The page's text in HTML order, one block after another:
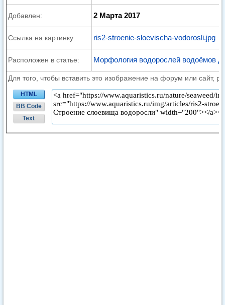
Добавлен: 2 Марта 2017
Ссылка на картинку: ris2-stroenie-sloevischa-vodorosli.jpg
Расположен в статье: Морфология водорослей водоёмов
Для того, чтобы вставить это изображение на форум или сайт,
HTML
BB Code
Text